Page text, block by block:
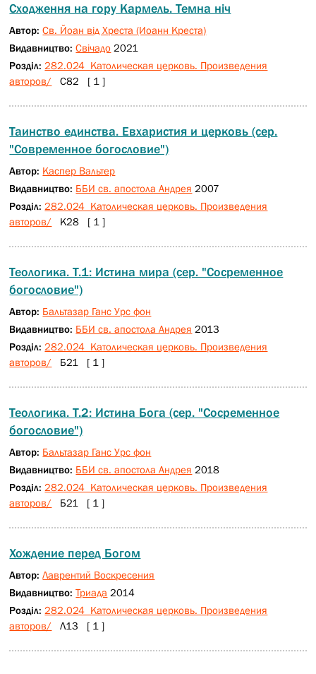
Сходження на гору Кармель. Темна ніч
Автор:Св. Йоан від Хреста (Иоанн Креста)
Видавництво:Свічадо 2021
Розділ: 282.024 Католическая церковь. Произведения
авторов/ С82 [ 1 ]
Таинство единства. Евхаристия и церковь (сер.
"Современное богословие")
Автор: Каспер Вальтер
Видавництво: ББИ св. апостола Андрея 2007
Розділ: 282.024 Католическая церковь. Произведения
авторов/ К28 [ 1 ]
Теологика. Т.1: Истина мира (сер. "Сосременное
богословие")
Автор: Бальтазар Ганс Урс фон
Видавництво: ББИ св. апостола Андрея 2013
Розділ: 282.024 Католическая церковь. Произведения
авторов/ Б21 [ 1 ]
Теологика. Т.2: Истина Бога (сер. "Сосременное
богословие")
Автор: Бальтазар Ганс Урс фон
Видавництво: ББИ св. апостола Андрея 2018
Розділ: 282.024 Католическая церковь. Произведения
авторов/ Б21 [ 1 ]
Хождение перед Богом
Автор:Лаврентий Воскресения
Видавництво:Триада 2014
Розділ: 282.024 Католическая церковь. Произведения
авторов/ Л13 [ 1 ]